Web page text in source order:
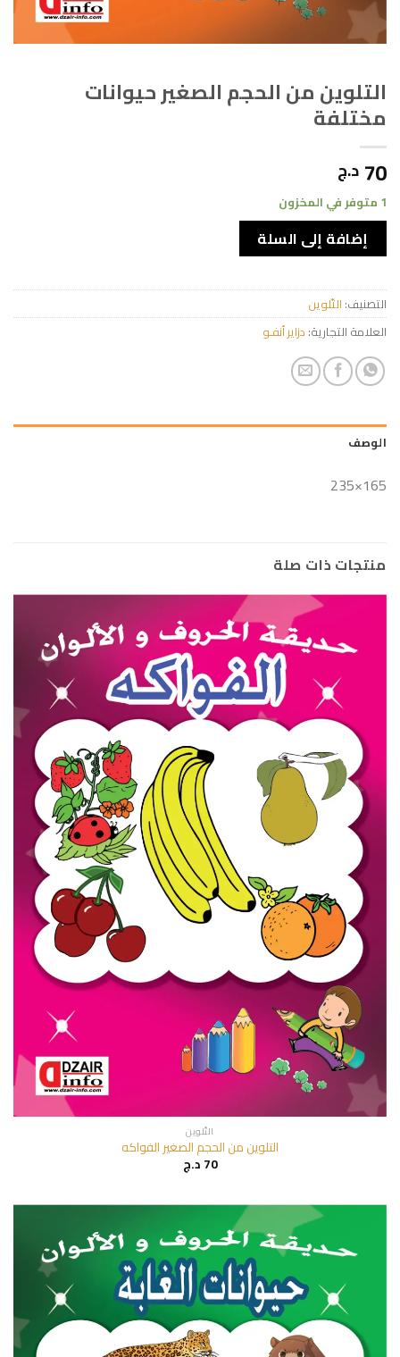
التلوين من الحجم الصغير حيوانات
مختلفة
70 د.ج
1 متوفر في المخزون
إضافة إلى السلة
التصنيف: التّلوين
العلامة التجارية: دزاير أنفـو
الوصف
165×235
منتجات ذات صلة
التّلوين
التلوين من الحجم الصغير الفواكه
70د.ج